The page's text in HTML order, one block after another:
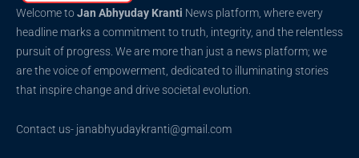
Welcome toJan Abhyuday Kranti News platform, where every
headline marks a commitment to truth, integrity, and the relentless
pursuit of progress. We are more than just a news platform; we
are the voice of empowerment, dedicated to illuminating stories
that inspire change and drive societal evolution.
Contact us- janabhyudaykranti@gmail.com